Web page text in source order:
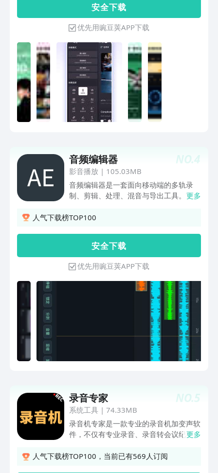
等热门内容已上线，好音乐持续更新
中……•「无限畅听计划」每日听歌不花
钱！海量曲库0门槛畅听，周杰伦、单依
纯、毛不易、时代少年团等歌手作品随心
听，下载即可领30天会员，听歌自由，
就是这么简单！•「Hi-Res至臻听感」独
家“臻3D”沉浸式全景声、32bit母带级无
损音源，带你体验“声”级音乐现场，好听
不止于此！•「音乐卡片 全新上线」把喜
欢的歌变成一张会动的Live实况图！分享
朋友圈时，让动态画面替你表达此刻心情
人权益共享、听书等超能特权。核心功
能：•听【正版曲库】海量正版曲库，新
歌实时发布，原创新歌、影视OST、综艺
新歌应有尽有，给你畅听音乐体验；【极
光音效】独享HI-FI房间，新增「纯净
ACG」「动感电音」等特色音效，为您带
【热门推荐】在“我喜欢的”开启听荐模
式，让AI推荐的歌曲更懂你心；【音乐云
盘】建歌单，不如传【音乐云盘】！把喜
欢的歌存云盘，歌曲随心听，换机也同
安 全 下 载
优先用豌豆荚APP下载
NO.4
音频编辑器
影音播放 | 105.03MB
音频编辑器是一套面向移动端的多轨录
制、剪辑、处理、混音与导出工具。它延
可以在手机上完成素材导入、录音、项目
线、片段分割、复制、移动、伸缩、音量
与包络调整、边听边录、升降调、变速、
均衡器、混响、回响、声像平衡、左右通
道处理、渐入渐出、从视频提取音频、文
本生成语音、智能降噪、伴奏与人声分离
等能力。它也支持常见音频格式的导入与
导出，包括 MP3、M4A、AAC、WAV、
FLAC、AMR、WMA 等，适用于音乐剪
辑、语音处理、内容创作、课程录音、短
视频配音和日常音频整理。我们同时提供
视频教程、云文件、编码产物管理和在线
更多
人气下载榜TOP100
安 全 下 载
优先用豌豆荚APP下载
NO.5
录音专家
系统工具| 74.33MB
录音机专家是一款专业的录音机加变声软
件，不仅有专业录音、录音转会议纪要等
词器等特色功能，可以将您的录音转变成
更多
人气下载榜TOP100，当前已有569人订阅